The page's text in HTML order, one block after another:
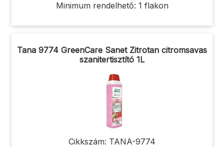
Minimum rendelhető: 1 flakon
Tana 9774 GreenCare Sanet Zitrotan citromsavas
szanitertisztító 1L
Cikkszám: TANA-9774